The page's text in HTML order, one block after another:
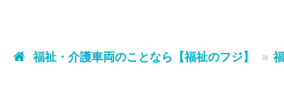
福祉・介護車両のことなら【福祉のフジ】